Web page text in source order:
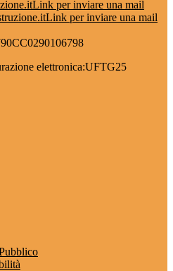
Link per inviare una mail
Link per inviare una mail
elettronica:UFTG25